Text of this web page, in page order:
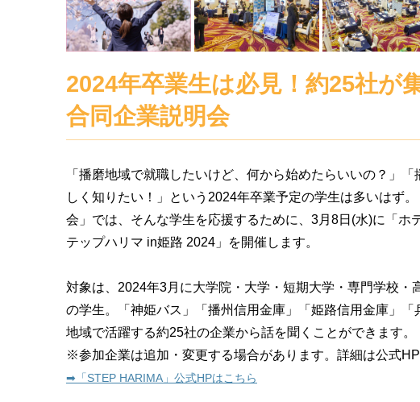
2024年卒業生は必見！約25社が
合同企業説明会
「播磨地域で就職したいけど、何から始めたらいいの？」
しく知りたい！」という2024年卒業予定の学生は多いはず
会」では、そんな学生を応援するために、3月8日(水)に「ホ
テップハリマ in姫路 2024」を開催します。
対象は、2024年3月に大学院・大学・短期大学・専門学校・
の学生。「神姫バス」「播州信用金庫」「姫路信用金庫」「
地域で活躍する約25社の企業から話を聞くことができます。
※参加企業は追加・変更する場合があります。詳細は公式HP
➡︎「STEP HARIMA」公式HPはこちら